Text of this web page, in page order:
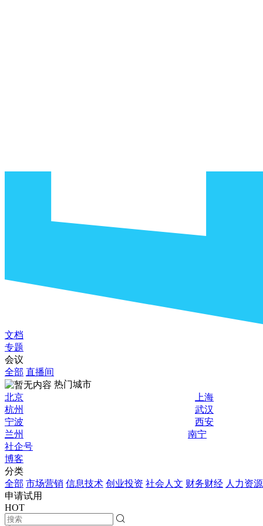
文档
专题
会议
全部 直播间
热门城市
北京
上海
杭州
武汉
宁波
西安
兰州
南宁
社企号
博客
分类
全部 市场营销 信息技术 创业投资 社会人文 财务财经 人力资源
申请试用
HOT